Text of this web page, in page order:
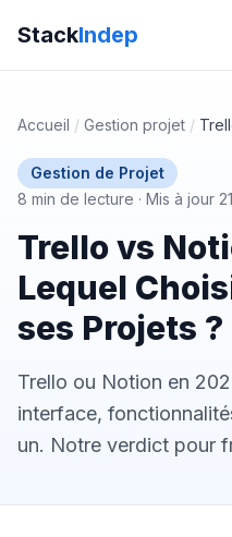
StackIndep
Accueil / Gestion projet /
Gestion de Projet
8 min de lecture · Mis à jour
Trello vs
Lequel
ses Projets ?
Trello ou Notion en
interface,
un. Notre verdict pour